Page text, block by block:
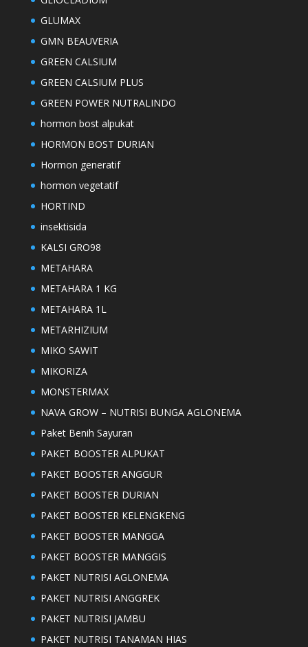
GLUMAX
GMN BEAUVERIA
GREEN CALSIUM
GREEN CALSIUM PLUS
GREEN POWER NUTRALINDO
hormon bost alpukat
HORMON BOST DURIAN
Hormon generatif
hormon vegetatif
HORTIND
insektisida
KALSI GRO98
METAHARA
METAHARA 1 KG
METAHARA 1L
METARHIZIUM
MIKO SAWIT
MIKORIZA
MONSTERMAX
NAVA GROW – NUTRISI BUNGA AGLONEMA
Paket Benih Sayuran
PAKET BOOSTER ALPUKAT
PAKET BOOSTER ANGGUR
PAKET BOOSTER DURIAN
PAKET BOOSTER KELENGKENG
PAKET BOOSTER MANGGA
PAKET BOOSTER MANGGIS
PAKET NUTRISI AGLONEMA
PAKET NUTRISI ANGGREK
PAKET NUTRISI JAMBU
PAKET NUTRISI TANAMAN HIAS